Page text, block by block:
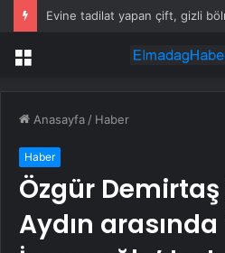
Menü
Anasayfa / Haber
Haber
Özgür
Aydın arasında